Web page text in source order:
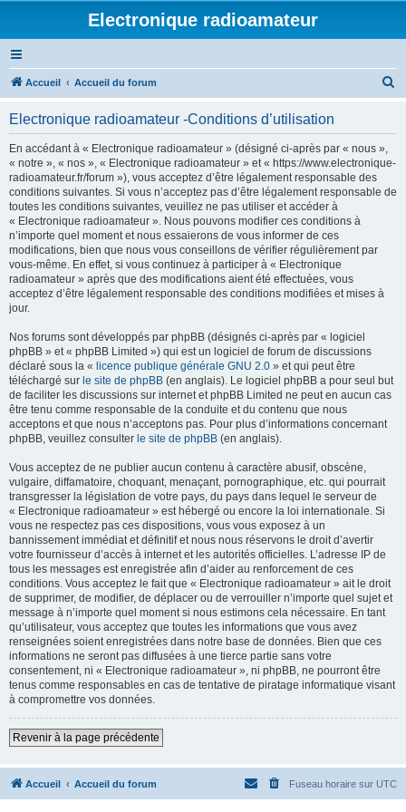
Electronique radioamateur
Accueil Accueil du forum
Electronique radioamateur -Conditions d’utilisation
En accédant à « Electronique radioamateur » (désigné ci-après par « nous »,
« notre », « nos », « Electronique radioamateur » et « https://www.electronique-
radioamateur.fr/forum »), vous acceptez d’être légalement responsable des
conditions suivantes. Si vous n’acceptez pas d’être légalement responsable de
toutes les conditions suivantes, veuillez ne pas utiliser et accéder à
« Electronique radioamateur ». Nous pouvons modifier ces conditions à
n’importe quel moment et nous essaierons de vous informer de ces
modifications, bien que nous vous conseillons de vérifier régulièrement par
vous-même. En effet, si vous continuez à participer à « Electronique
radioamateur » après que des modifications aient été effectuées, vous
acceptez d’être légalement responsable des conditions modifiées et mises à
jour.
Nos forums sont développés par phpBB (désignés ci-après par « logiciel
phpBB » et « phpBB Limited ») qui est un logiciel de forum de discussions
déclaré sous la « licence publique générale GNU 2.0 » et qui peut être
téléchargé sur le site de phpBB (en anglais). Le logiciel phpBB a pour seul but
de faciliter les discussions sur internet et phpBB Limited ne peut en aucun cas
être tenu comme responsable de la conduite et du contenu que nous
acceptons et que nous n’acceptons pas. Pour plus d’informations concernant
phpBB, veuillez consulter le site de phpBB (en anglais).
Vous acceptez de ne publier aucun contenu à caractère abusif, obscène,
vulgaire, diffamatoire, choquant, menaçant, pornographique, etc. qui pourrait
transgresser la législation de votre pays, du pays dans lequel le serveur de
« Electronique radioamateur » est hébergé ou encore la loi internationale. Si
vous ne respectez pas ces dispositions, vous vous exposez à un
bannissement immédiat et définitif et nous nous réservons le droit d’avertir
votre fournisseur d’accès à internet et les autorités officielles. L’adresse IP de
tous les messages est enregistrée afin d’aider au renforcement de ces
conditions. Vous acceptez le fait que « Electronique radioamateur » ait le droit
de supprimer, de modifier, de déplacer ou de verrouiller n’importe quel sujet et
message à n’importe quel moment si nous estimons cela nécessaire. En tant
qu’utilisateur, vous acceptez que toutes les informations que vous avez
renseignées soient enregistrées dans notre base de données. Bien que ces
informations ne seront pas diffusées à une tierce partie sans votre
consentement, ni « Electronique radioamateur », ni phpBB, ne pourront être
tenus comme responsables en cas de tentative de piratage informatique visant
à compromettre vos données.
Revenir à la page précédente
Accueil Accueil du forum Fuseau horaire sur UTC